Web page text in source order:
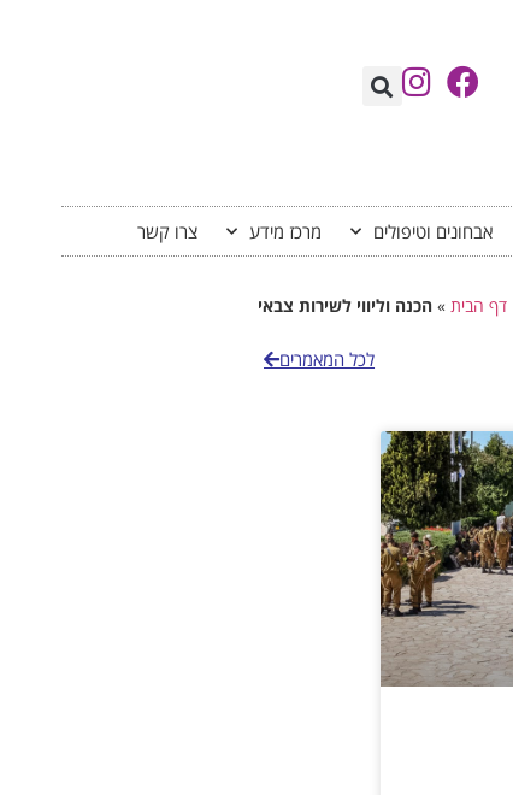
אבחונים וטיפולים מרכז מידע צרו קשר
דף הבית » הכנה וליווי לשירות צבאי
לכל המאמרים